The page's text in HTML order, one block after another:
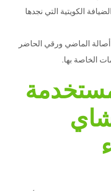
الكويتية التي نجدها
الماضي ورقي الحاضر
الخاصة بها.